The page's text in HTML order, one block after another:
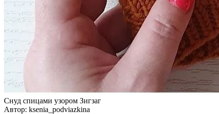
Снуд спицами узором Зигзаг
Автор: ksenia_podviazkina